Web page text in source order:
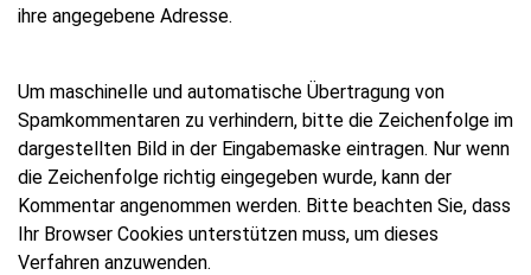
ihre angegebene Adresse.
Um maschinelle und automatische Übertragung von
Spamkommentaren zu verhindern, bitte die Zeichenfolge im
dargestellten Bild in der Eingabemaske eintragen. Nur wenn
die Zeichenfolge richtig eingegeben wurde, kann der
Kommentar angenommen werden. Bitte beachten Sie, dass
Ihr Browser Cookies unterstützen muss, um dieses
Verfahren anzuwenden.